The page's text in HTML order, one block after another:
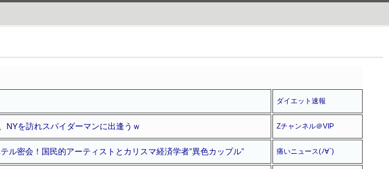
ダイエット速報
NYを訪れスパイダーマンに出逢うｗ Zチャンネル＠VIP
ル密会！国民的アーティストとカリスマ経済学者”異色カップル” 痛いニュース(ﾉ∀`)